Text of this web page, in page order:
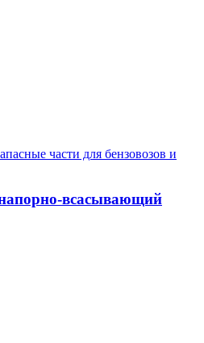
части для бензовозов и
всасывающий